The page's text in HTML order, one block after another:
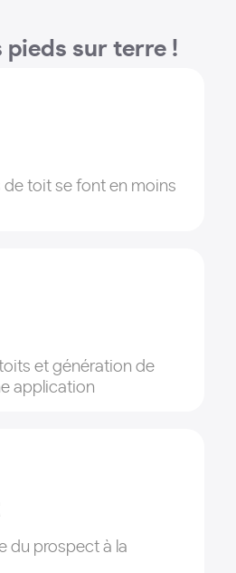
pieds sur terre !
de toit se font en moins
et génération de
application
du prospect à la